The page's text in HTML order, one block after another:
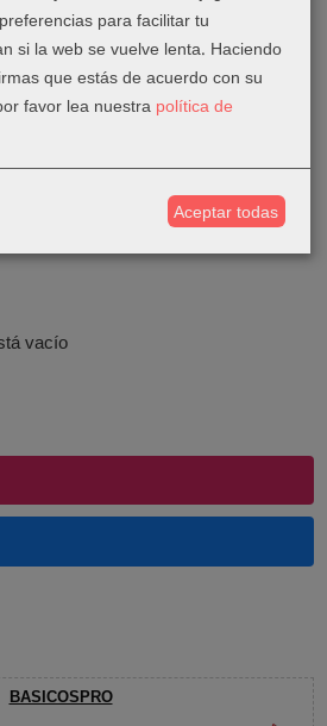
vacío
BASICOSPRO
para facilitar tu
si la web se vuelve lenta. Haciendo
que estás de acuerdo con su
favor lea nuestra política de
Aceptar todas